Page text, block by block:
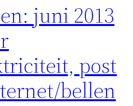
juni 2013
post
bellen